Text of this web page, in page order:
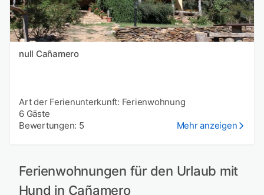
null Cañamero
Art der Ferienunterkunft: Ferienwohnung
6 Gäste
Bewertungen: 5
Mehr anzeigen
Ferienwohnungen für den Urlaub mit
Hund in Cañamero